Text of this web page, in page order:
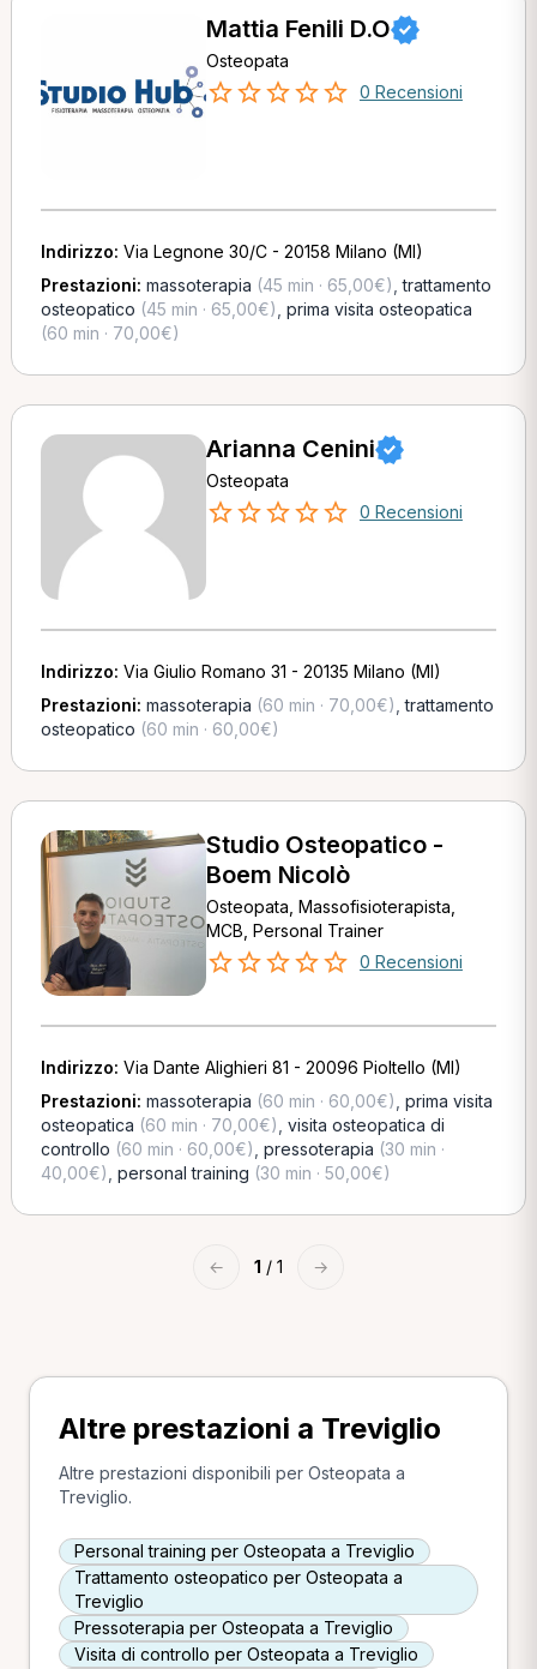
Mattia Fenili D.O
Osteopata
0 Recensioni
Indirizzo: Via Legnone 30/C - 20158 Milano (MI)
Prestazioni: massoterapia (45 min · 65,00€) ,trattamento
osteopatico (45 min · 65,00€) prima visita osteopatica
(60 min · 70,00€)
Arianna Cenini
Osteopata
0 Recensioni
Indirizzo: Via Giulio Romano 31 - 20135 Milano (MI)
Prestazioni: massoterapia (60 min · 70,00€) ,trattamento
osteopatico (60 min · 60,00€)
Studio Osteopatico -
Boem Nicolò
Osteopata, Massofisioterapista,
MCB, Personal Trainer
0 Recensioni
Indirizzo: Via Dante Alighieri 81 - 20096 Pioltello (MI)
Prestazioni: massoterapia (60 min · 60,00€) prima visita
osteopatica (60 min · 70,00€) visita osteopatica di
controllo (60 min · 60,00€) pressoterapia (30 min ·
40,00€) personal training (30 min · 50,00€)
← 1 / 1 →
Altre prestazioni a Treviglio
Altre prestazioni disponibili per Osteopata a
Treviglio.
Personal training per Osteopata a Treviglio
Trattamento osteopatico per Osteopata a
Treviglio
Pressoterapia per Osteopata a Treviglio
Visita di controllo per Osteopata a Treviglio